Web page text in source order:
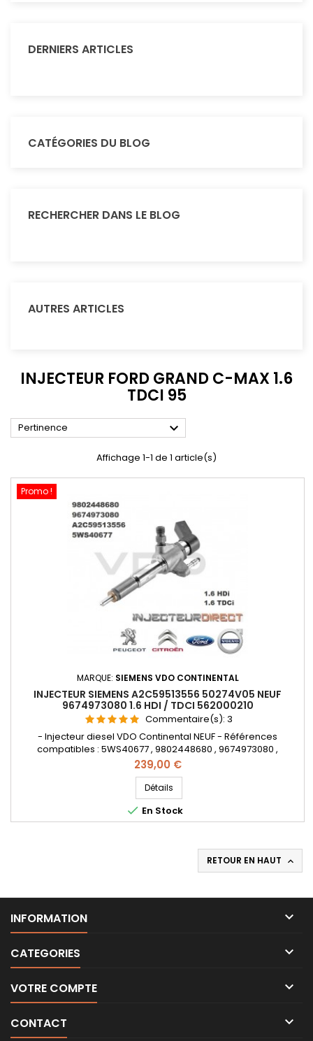
DERNIERS ARTICLES
CATÉGORIES DU BLOG
RECHERCHER DANS LE BLOG
AUTRES ARTICLES
INJECTEUR FORD GRAND C-MAX 1.6
TDCI 95
Pertinence 
Affichage 1-1 de 1 article(s)
Promo !
MARQUE: SIEMENS VDO CONTINENTAL
INJECTEUR SIEMENS A2C59513556 50274V05 NEUF
9674973080 1.6 HDI / TDCI 562000210
Commentaire(s): 3
- Injecteur diesel VDO Continental NEUF - Références
compatibles : 5WS40677 , 9802448680 , 9674973080 ,
50274V05 , 1980ER , 1980S0 , 1980R9 , 1980ET , 1791017 , 1812616 ,
1685796 , 1709667 , AV6Q9F593AA , AV6Q-9F59-3AA , AV6Q-
9F59-3AB , 36001726 , 36001727 , 36001728 , 36001729 , 31303994
, 31366585 , Y65013H50A , Y650-13H-50A , 1608518380
, 562000210 -...
Prix
239,00 €
Détails
 En Stock
RETOUR EN HAUT 
INFORMATION 
CATEGORIES 
VOTRE COMPTE 
CONTACT 